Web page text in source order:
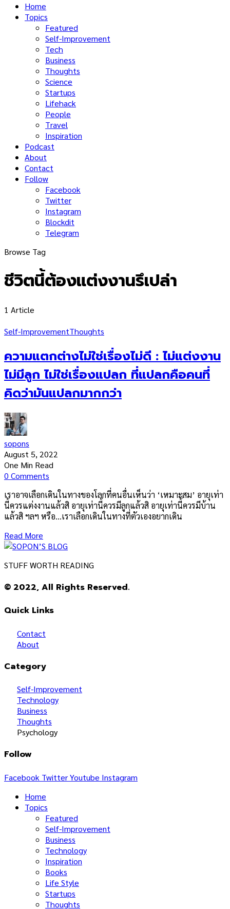
Home
Topics
Featured
Self-Improvement
Tech
Business
Thoughts
Science
Startups
Lifehack
People
Travel
Inspiration
Podcast
About
Contact
Follow
Facebook
Twitter
Instagram
Blockdit
Telegram
Browse Tag
ชีวิตนี้ต้องแต่งงานรึเปล่า
1 Article
Self-ImprovementThoughts
ความแตกต่างไม่ใช่เรื่องไม่ดี : ไม่แต่งงาน
ไม่มีลูก ไม่ใช่เรื่องแปลก ที่แปลกคือคนที่
คิดว่ามันแปลกมากกว่า
sopons
August 5, 2022
One Min Read
0 Comments
เราอาจเลือกเดินในทางของโลกที่คนอื่นเห็นว่า ‘เหมาะสม’ อายุเท่า
นี้ควรแต่งงานแล้วสิ อายุเท่านี้ควรมีลูกแล้วสิ อายุเท่านี้ควรมีบ้าน
แล้วสิ ฯลฯ หรือ…เราเลือกเดินในทางที่ตัวเองอยากเดิน
Read More
STUFF WORTH READING
© 2022, All Rights Reserved.
Quick Links
Contact
About
Category
Self-Improvement
Technology
Business
Thoughts
Psychology
Follow
Facebook TwitterYoutube Instagram
Home
Topics
Featured
Self-Improvement
Business
Technology
Inspiration
Books
Life Style
Startups
Thoughts